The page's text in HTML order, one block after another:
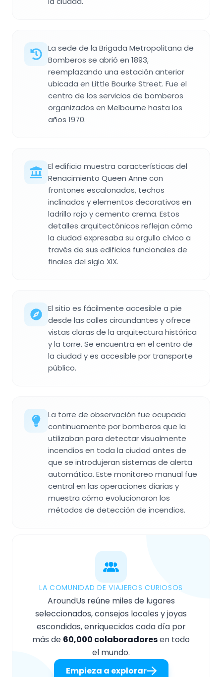
La sede de la Brigada Metropolitana de
Bomberos se abrió en 1893,
reemplazando una estación anterior
ubicada en Little Bourke Street. Fue el
centro de los servicios de bomberos
organizados en Melbourne hasta los
años 1970.
El edificio muestra características del
Renacimiento Queen Anne con
frontones escalonados, techos
inclinados y elementos decorativos en
ladrillo rojo y cemento crema. Estos
detalles arquitectónicos reflejan cómo
la ciudad expresaba su orgullo cívico a
través de sus edificios funcionales de
finales del siglo XIX.
El sitio es fácilmente accesible a pie
desde las calles circundantes y ofrece
vistas claras de la arquitectura histórica
y la torre. Se encuentra en el centro de
la ciudad y es accesible por transporte
público.
La torre de observación fue ocupada
continuamente por bomberos que la
utilizaban para detectar visualmente
incendios en toda la ciudad antes de
que se introdujeran sistemas de alerta
automática. Este monitoreo manual fue
central en las operaciones diarias y
muestra cómo evolucionaron los
métodos de detección de incendios.
LA COMUNIDAD DE VIAJEROS CURIOSOS
AroundUs reúne miles de lugares
seleccionados, consejos locales y joyas
escondidas, enriquecidos cada día por
más de 60,000 colaboradoresen todo
el mundo.
Empieza a explorar